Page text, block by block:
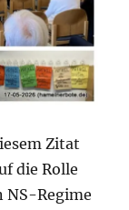
Zitat
die Rolle
NS-Regime